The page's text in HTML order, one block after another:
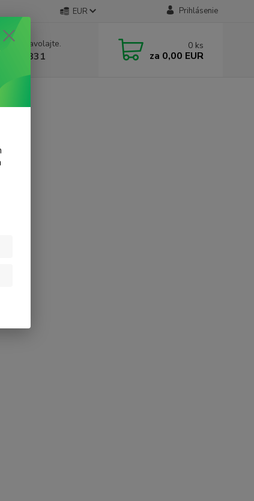
EUR Prihlásenie
Zavolajte.
615 831
0 ks
za 0,00 EUR